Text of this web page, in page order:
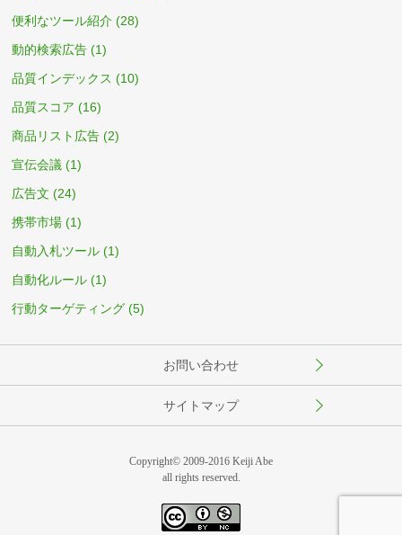
便利なツール紹介 (28)
動的検索広告 (1)
品質インデックス (10)
品質スコア (16)
商品リスト広告 (2)
宣伝会議 (1)
広告文 (24)
携帯市場 (1)
自動入札ツール (1)
自動化ルール (1)
行動ターゲティング (5)
お問い合わせ
サイトマップ
Copyright© 2009-2016 Keiji Abe
all rights reserved.